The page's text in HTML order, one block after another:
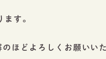
ます。
ほどよろしくお願いい